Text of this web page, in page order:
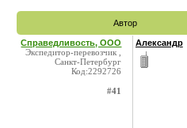
Автор
Справедливость, ООО
Экспедитор-перевозчик ,
Санкт-Петербург
Код:2292726
#41
Александр